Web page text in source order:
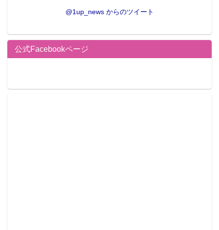
@1up_news からのツイート
公式Facebookページ